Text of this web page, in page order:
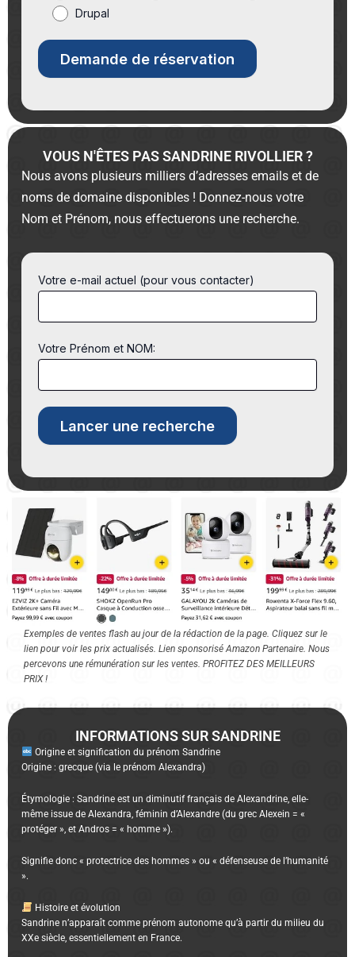
Drupal
VOUS N'ÊTES PAS SANDRINE RIVOLLIER ?
Nous avons plusieurs milliers d’adresses emails et de
noms de domaine disponibles ! Donnez-nous votre
Nom et Prénom, nous effectuerons une recherche.
Votre e-mail actuel (pour vous contacter)
Votre Prénom et NOM:
Exemples de ventes flash au jour de la rédaction de la page. Cliquez sur le
lien pour voir les prix actualisés. Lien sponsorisé Amazon Partenaire. Nous
percevons une rémunération sur les ventes. PROFITEZ DES MEILLEURS
PRIX !
INFORMATIONS SUR SANDRINE
Origine et signification du prénom Sandrine
Origine : grecque (via le prénom Alexandra)
Étymologie : Sandrine est un diminutif français de Alexandrine, elle-
même issue de Alexandra, féminin d’Alexandre (du grec Alexein = «
protéger », et Andros = « homme »).
Signifie donc « protectrice des hommes » ou « défenseuse de l’humanité
».
Histoire et évolution
Sandrine n’apparaît comme prénom autonome qu’à partir du milieu du
XXe siècle, essentiellement en France.